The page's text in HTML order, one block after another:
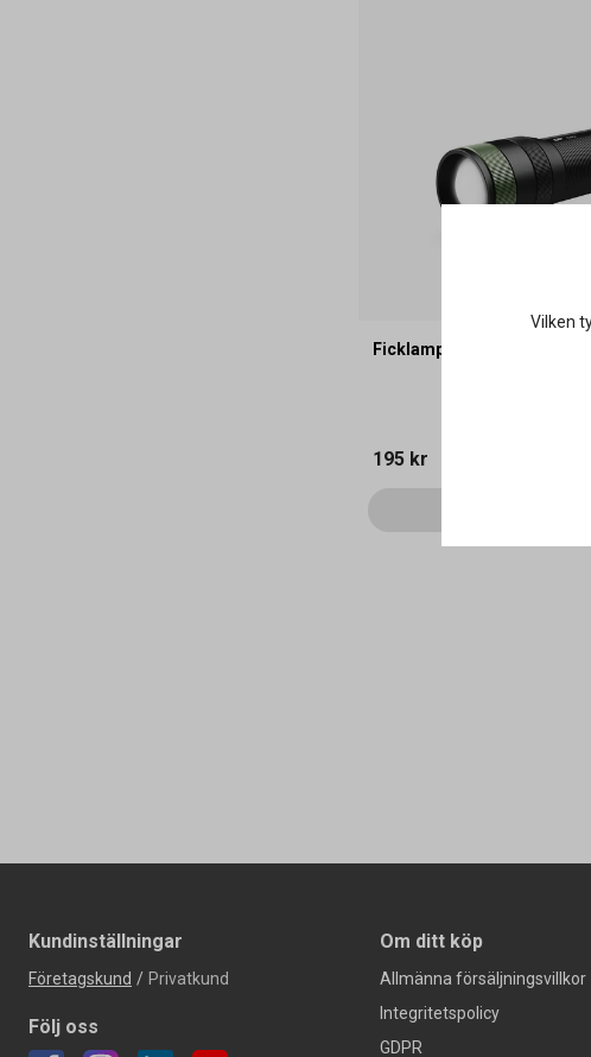
Ficklampa GP Discovery
195 kr
Kundinställningar
Företagskund / Privatkund
Följ oss
Om ditt köp
Allmänna försäljningsvillkor
Integritetspolicy
GDPR
Vilken